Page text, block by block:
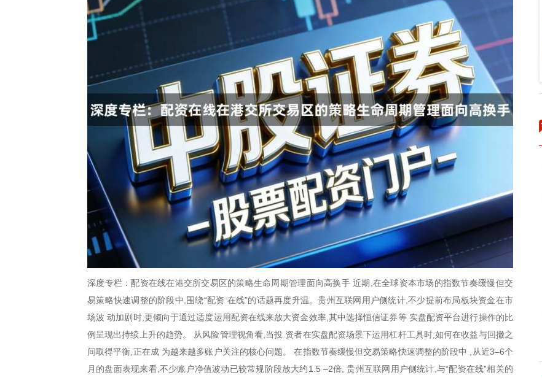
深度专栏：配资在线在港交所交易区的策略生命周期管理面向高换手 近期,在全球资本市场的指数节奏缓慢但交
易策略快速调整的阶段中,围绕“配资 在线”的话题再度升温。贵州互联网用户侧统计,不少提前布局板块资金在市
场波 动加剧时,更倾向于通过适度运用配资在线来放大资金效率,其中选择恒信证券等 实盘配资平台进行操作的比
例呈现出持续上升的趋势。 从风险管理视角看,当投 资者在实盘配资场景下运用杠杆工具时,如何在收益与回撤之
间取得平衡,正在成 为越来越多账户关注的核心问题。 在指数节奏缓慢但交易策略快速调整的阶段中 ,从近3–6个
月的盘面表现来看,不少账户净值波动已较常规阶段放大约1.5 –2倍, 贵州互联网用户侧统计,与“配资在线”相关的